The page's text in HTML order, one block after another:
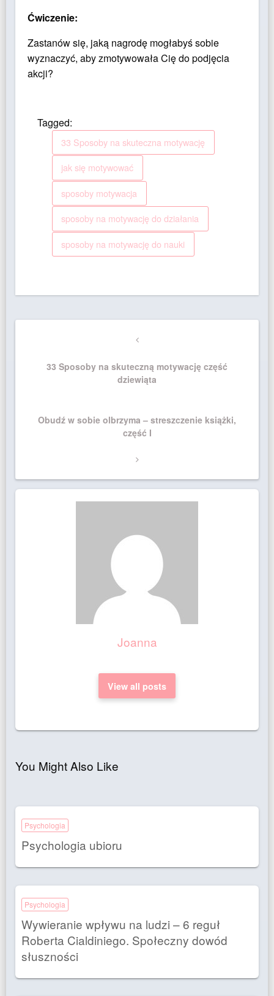
Ćwiczenie:
Zastanów się, jaką nagrodę mogłabyś sobie
wyznaczyć, aby zmotywowała Cię do podjęcia
akcji?
Tagged:
33 Sposoby na skuteczna motywację
jak się motywować
sposoby motywacja
sposoby na motywację do działania
sposoby na motywację do nauki
Previous
33 Sposoby na skuteczną motywację część
dziewiąta
Next
Obudź w sobie olbrzyma – streszczenie książki,
część I
Joanna
View all posts
You Might Also Like
Psychologia
Psychologia ubioru
Psychologia
Wywieranie wpływu na ludzi – 6 reguł
Roberta Cialdiniego. Społeczny dowód
słuszności